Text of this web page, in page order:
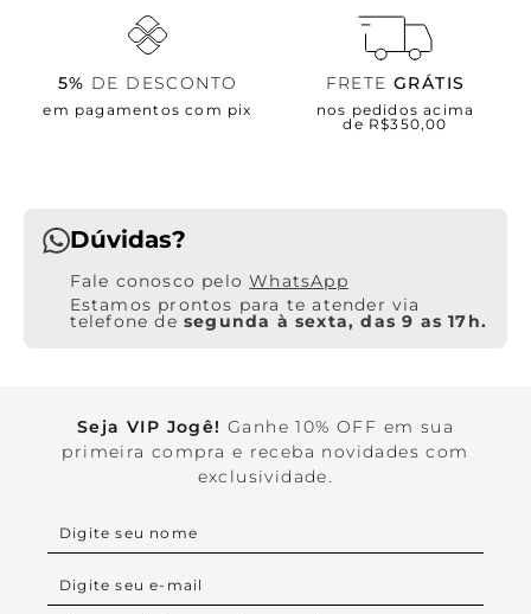
5% DE DESCONTO
em pagamentos com pix
FRETE GRÁTIS
nos pedidos acima
de R$350,00
Dúvidas?
WhatsApp
Estamos prontos para te atender via
telefone de segunda à sexta, das 9 as 17h.
Seja VIP Jogê! Ganhe 10% OFF em sua
primeira compra e receba novidades com
exclusividade.